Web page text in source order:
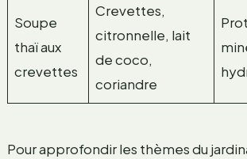
Soupe
thaï aux
crevettes
Crevettes,
citronnelle, lait
de coco,
coriandre
Pour approfondir les thèmes du